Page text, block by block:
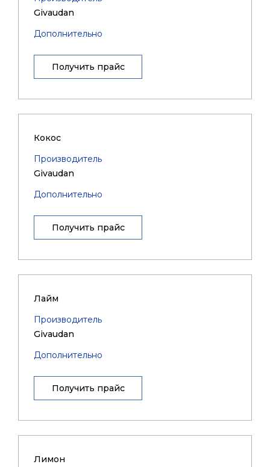
Givaudan
Дополнительно
Получить прайс
Кокос
Производитель
Givaudan
Дополнительно
Получить прайс
Лайм
Производитель
Givaudan
Дополнительно
Получить прайс
Лимон